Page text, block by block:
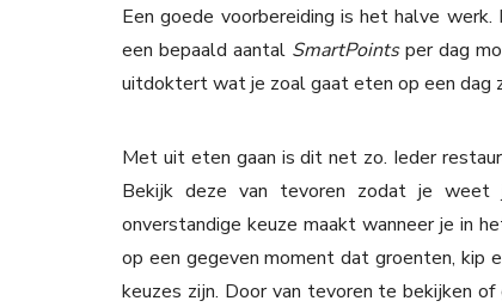
Een goede voorbereiding is het halve
een bepaald aantal SmartPointsper dag
uitdoktert wat je zoal gaat eten op een dag
Met uit eten gaan is dit net zo. Ieder
Bekijk deze van tevoren zodat je
onverstandige keuze maakt wanneer je in
op een gegeven moment dat groenten, kip
keuzes zijn. Door van tevoren te bekijken